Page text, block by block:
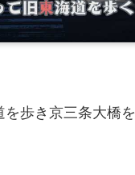
を歩き京三条大橋